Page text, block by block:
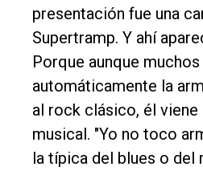
presentación fue una
Supertramp. Y ahí
Porque aunque
automáticamente la
al rock clásico, él
musical. "Yo no toco
la típica del blues o del